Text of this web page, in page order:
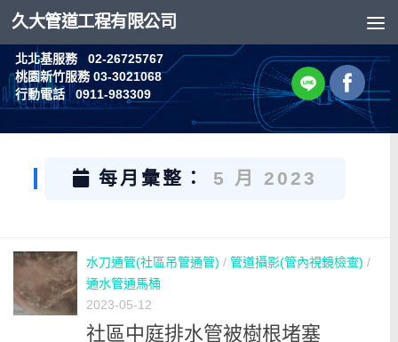
Skip to content
久大管道工程有限公司
北北基服務 02-26725767
桃園新竹服務 03-3021068
行動電話 0911-983309
每月彙整： 5 月 2023
水刀通管(社區吊管通管) / 管道攝影(管內視鏡檢查) /
通水管通馬桶
2023-05-12
社區中庭排水管被樹根堵塞